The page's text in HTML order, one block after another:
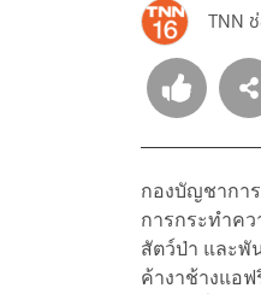
TNN
กองบัญชากา
การกระทำค
สัตว์ป่า และพั
ค้างาช้างแอ